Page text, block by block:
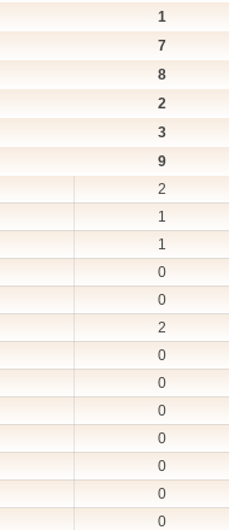
1
7
8
2
3
9
2
1
1
0
0
2
0
0
0
0
0
0
0